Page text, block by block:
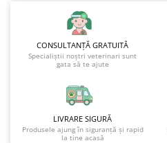
CONSULTANȚĂ GRATUITĂ
Specialiștii noștri veterinari sunt
gata să te ajute
LIVRARE SIGURĂ
Produsele ajung în siguranță și rapid
la tine acasă